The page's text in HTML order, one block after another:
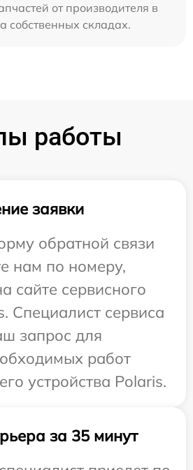
от производителя в
собственных складах.
работы
заявки
обратной связи
нам по номеру,
сайте сервисного
Специалист сервиса
запрос для
работ
устройства Polaris.
за 35 минут